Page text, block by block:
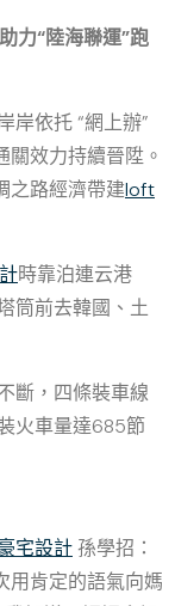
力“陸海聯運”跑
岸依托 “網上辦”
關效力持續晉陞。
之路經濟帶建loft
時靠泊連云港
筒前去韓國、土
斷，四條裝車線
火車量達685節
宅設計孫學招：
用肯定的語氣向媽